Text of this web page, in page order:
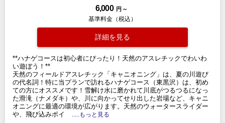
6,000 円 ～
基準料金（税込）
詳細を見る
**ハナゲコースは初心者にぴったり！天然のアスレチックでわいわ
い遊ぼう！**
天然のフィールドアスレチック「キャニオニング」は、夏の川遊び
の代名詞！特に当プランで訪れるハナゲコース（東黒沢）は、初め
ての方にオススメです！雪解け水に磨かれて川底がつるつるになっ
た滑滝（ナメダキ）や、川に向かってせり出した岩場など、キャニ
オニングに最適の環境が広がります。天然のウォータースライダー
や、飛び込みポイ
.....もっと見る